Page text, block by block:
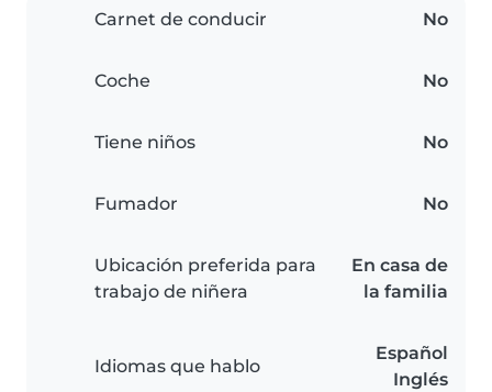
Carnet de conducir No
Coche No
Tiene niños No
Fumador No
Ubicación preferida para
trabajo de niñera
En casa de
la familia
Idiomas que hablo
Español
Inglés